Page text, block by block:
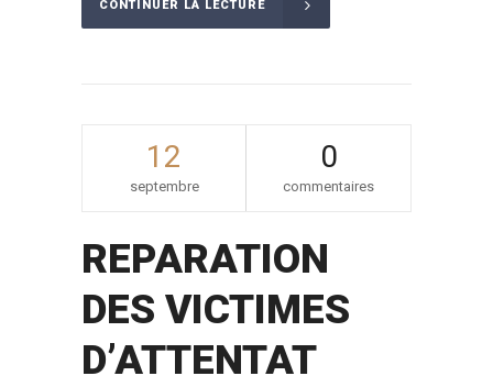
CONTINUER LA LECTURE
12
septembre
0
commentaires
REPARATION
DES VICTIMES
D’ATTENTAT